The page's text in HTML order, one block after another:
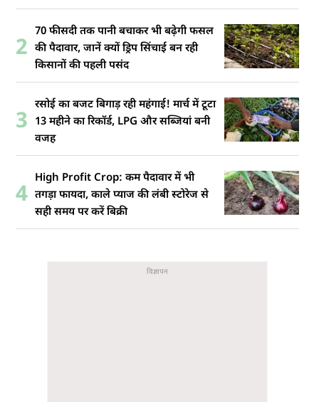
2
70 फीसदी तक पानी बचाकर भी बढ़ेगी फसल
की पैदावार, जानें क्यों ड्रिप सिंचाई बन रही
किसानों की पहली पसंद
3
रसोई का बजट बिगाड़ रही महंगाई! मार्च में टूटा
13 महीने का रिकॉर्ड, LPG और सब्जियां बनी
वजह
4
High Profit Crop: कम पैदावार में भी
तगड़ा फायदा, काले प्याज की लंबी स्टोरेज से
सही समय पर करें बिक्री